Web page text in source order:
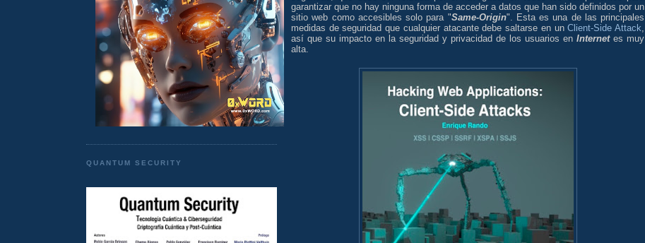
QUANTUM SECURITY
garantizar que no hay ninguna forma de acceder a datos que han sido definidos por un
sitio web como accesibles solo para "Same-Origin". Esta es una de las principales
medidas de seguridad que cualquier atacante debe saltarse en unClient-Side Attack
así que su impacto en la seguridad y privacidad de los usuarios en Internetes muy
alta.